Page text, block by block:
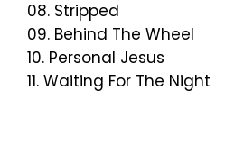
08. Stripped
09. Behind The Wheel
10. Personal Jesus
11. Waiting For The Night